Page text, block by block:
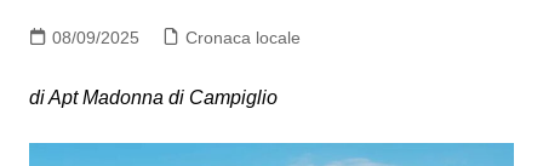
08/09/2025 Cronaca locale
di Apt Madonna di Campiglio